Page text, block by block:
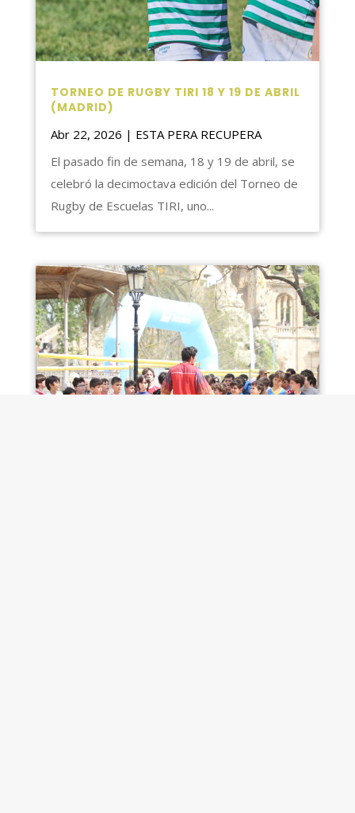
TORNEO DE RUGBY TIRI 18 Y 19 DE ABRIL
(MADRID)
Abr 22, 2026 | ESTA PERA RECUPERA
El pasado fin de semana, 18 y 19 de abril, se
celebró la decimoctava edición del Torneo de
Rugby de Escuelas TIRI, uno...